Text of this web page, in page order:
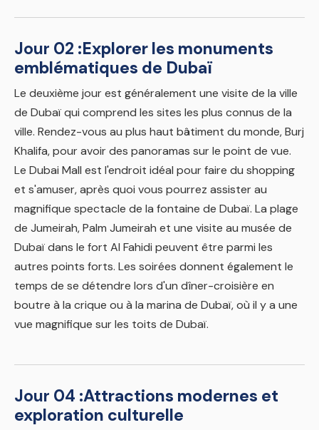
Jour 02 :Explorer les monuments
emblématiques de Dubaï
Le deuxième jour est généralement une visite de la ville
de Dubaï qui comprend les sites les plus connus de la
ville. Rendez-vous au plus haut bâtiment du monde, Burj
Khalifa, pour avoir des panoramas sur le point de vue.
Le Dubai Mall est l'endroit idéal pour faire du shopping
et s'amuser, après quoi vous pourrez assister au
magnifique spectacle de la fontaine de Dubaï. La plage
de Jumeirah, Palm Jumeirah et une visite au musée de
Dubaï dans le fort Al Fahidi peuvent être parmi les
autres points forts. Les soirées donnent également le
temps de se détendre lors d'un dîner-croisière en
boutre à la crique ou à la marina de Dubaï, où il y a une
vue magnifique sur les toits de Dubaï.
Jour 04 :Attractions modernes et
exploration culturelle